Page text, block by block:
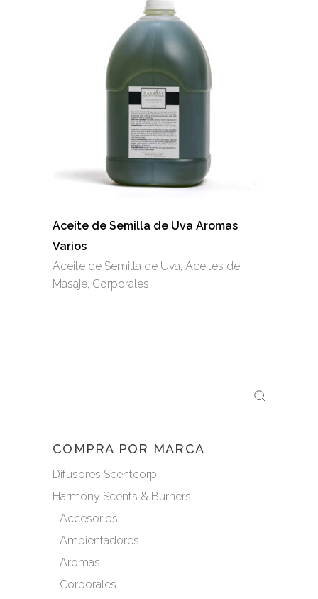
Aceite de Semilla de Uva Aromas
Varios
Aceite de Semilla de Uva, Aceites de
Masaje, Corporales
for:
COMPRA POR MARCA
Difusores Scentcorp
Harmony Scents & Burners
Accesorios
Ambientadores
Aromas
Corporales